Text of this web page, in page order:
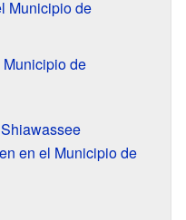
Municipio de
de
en el Municipio de